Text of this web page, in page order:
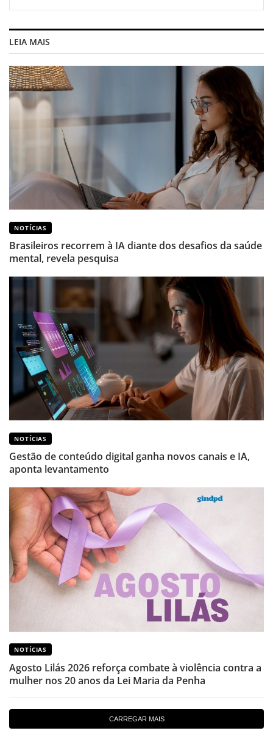
LEIA MAIS
NOTÍCIAS
Brasileiros recorrem à IA diante dos desafios da saúde
mental, revela pesquisa
NOTÍCIAS
Gestão de conteúdo digital ganha novos canais e IA,
aponta levantamento
NOTÍCIAS
Agosto Lilás 2026 reforça combate à violência contra a
mulher nos 20 anos da Lei Maria da Penha
CARREGAR MAIS